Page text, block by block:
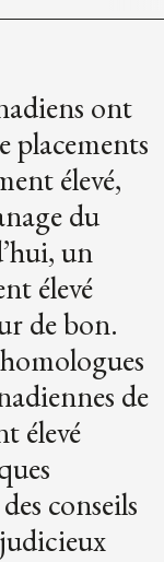
ont
placements
élevé,
du
un
élevé
de bon.
de
élevé
conseils